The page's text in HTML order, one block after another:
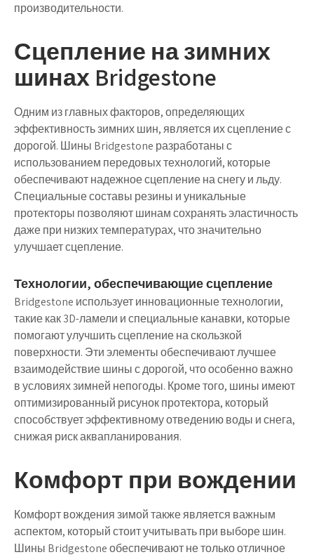
производительности.
Сцепление на зимних
шинах Bridgestone
Одним из главных факторов, определяющих
эффективность зимних шин, является их сцепление с
дорогой. Шины Bridgestone разработаны с
использованием передовых технологий, которые
обеспечивают надежное сцепление на снегу и льду.
Специальные составы резины и уникальные
протекторы позволяют шинам сохранять эластичность
даже при низких температурах, что значительно
улучшает сцепление.
Технологии, обеспечивающие сцепление
Bridgestone использует инновационные технологии,
такие как 3D-ламели и специальные канавки, которые
помогают улучшить сцепление на скользкой
поверхности. Эти элементы обеспечивают лучшее
взаимодействие шины с дорогой, что особенно важно
в условиях зимней непогоды. Кроме того, шины имеют
оптимизированный рисунок протектора, который
способствует эффективному отведению воды и снега,
снижая риск аквапланирования.
Комфорт при вождении
Комфорт вождения зимой также является важным
аспектом, который стоит учитывать при выборе шин.
Шины Bridgestone обеспечивают не только отличное